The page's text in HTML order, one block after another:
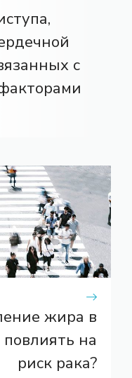
с
жира в
на
риск рака?